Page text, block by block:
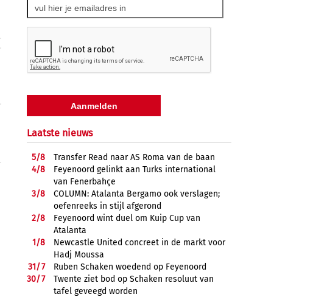
Laatste nieuws
5/8
Transfer Read naar AS Roma van de baan
4/8
Feyenoord gelinkt aan Turks international
van Fenerbahçe
3/8
COLUMN: Atalanta Bergamo ook verslagen;
oefenreeks in stijl afgerond
2/8
Feyenoord wint duel om Kuip Cup van
Atalanta
1/8
Newcastle United concreet in de markt voor
Hadj Moussa
31/7
Ruben Schaken woedend op Feyenoord
30/7
Twente ziet bod op Schaken resoluut van
tafel geveegd worden